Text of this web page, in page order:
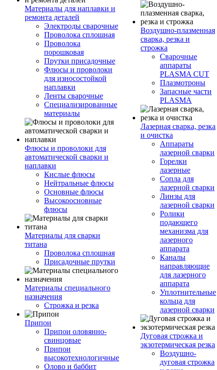
Материалы для наплавки и
ремонта деталей
Электроды сварочные
Проволока сплошная
Проволока
порошковая
Прутки присадочные
Флюсы и проволоки
для износостойкой
наплавки
Ленты сварочные
Специализированные
материалы
Флюсы и проволоки для
автоматической сварки и
наплавки
Кислые флюсы
Нейтральные флюсы
Основные флюсы
Высокоосновные
флюсы
Материалы для сварки
титана
Проволока сплошная
Присадочные прутки
Материалы специального
назначения
Строжка и резка
Припои
Припои оловянно-
свинцовые
Припои
высокотехнологичные
Олово и баббит
Воздушно-плазменная
сварка, резка и
строжка
Сварочные
аппараты
PLASMA CUT
Плазмотроны
Запасные части
PLASMA
Лазерная сварка, резка
и очистка
Аппараты
лазерной сварки
Горелки
лазерные
Сопла для
лазерной сварки
Линзы для
лазерной сварки
Ролики
подающего
механизма для
лазерного
аппарата
Каналы
направляющие
для лазерного
аппарата
Уплотнительные
кольца для
лазерной сварки
Дуговая строжка и
экзотермическая резка
Воздушно-
дуговая строжка